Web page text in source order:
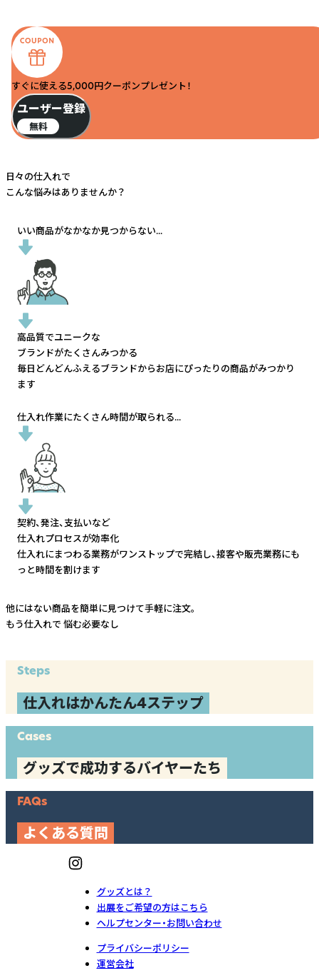
すぐに使える5,000円クーポンプレゼント！
ユーザー登録
無料
日々の仕入れで
こんな悩みはありませんか？
いい商品がなかなか見つからない...
高品質でユニークな
ブランドがたくさんみつかる
毎日どんどんふえるブランドからお店にぴったりの商品がみつかり
ます
仕入れ作業にたくさん時間が取られる...
契約、発注、支払いなど
仕入れプロセスが効率化
仕入れにまつわる業務がワンストップで完結し、接客や販売業務にも
っと時間を割けます
他にはない商品を簡単に見つけて手軽に注文。
もう仕入れで 悩む必要なし
Steps
仕入れはかんたん4ステップ
Cases
グッズで成功するバイヤーたち
FAQs
よくある質問
グッズとは？
出展をご希望の方はこちら
ヘルプセンター・お問い合わせ
プライバシーポリシー
運営会社